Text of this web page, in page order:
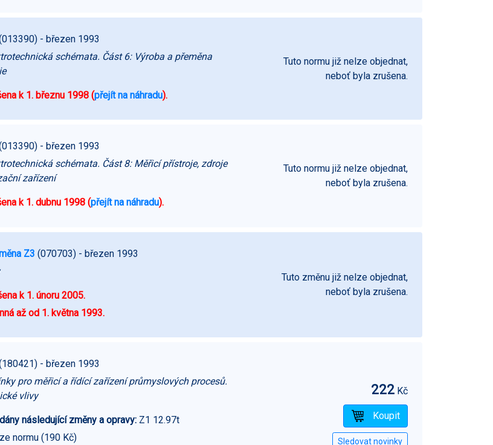
- březen 1993
schémata. Část 6: Výroba a přeměna
k 1. březnu 1998 (přejít na náhradu).
Tuto normu již nelze objednat,
neboť byla zrušena.
- březen 1993
schémata. Část 8: Měřicí přístroje, zdroje
zařízení
k 1. dubnu 1998 (přejít na náhradu).
Tuto normu již nelze objednat,
neboť byla zrušena.
Z3 (070703) - březen 1993
k 1. únoru 2005.
až od 1. května 1993.
Tuto změnu již nelze objednat,
neboť byla zrušena.
- březen 1993
pro měřicí a řídící zařízení průmyslových procesů.
vlivy
následující změny a opravy: Z1 12.97t
normu (190 Kč)
222Kč